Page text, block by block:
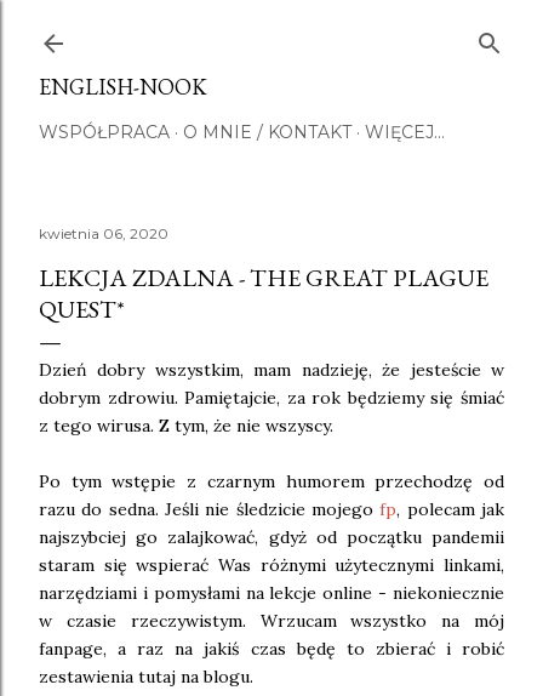
ENGLISH-NOOK
WSPÓŁPRACA O MNIE / KONTAKT WIĘCEJ…
kwietnia 06, 2020
LEKCJA ZDALNA - THE GREAT PLAGUE
QUEST*
Dzień dobry wszystkim, mam nadzieję, że jesteście w
dobrym zdrowiu. Pamiętajcie, za rok będziemy się śmiać
z tego wirusa. Z tym, że nie wszyscy.
Po tym wstępie z czarnym humorem przechodzę od
razu do sedna. Jeśli nie śledzicie mojegofp, polecam jak
najszybciej go zalajkować, gdyż od początku pandemii
staram się wspierać Was różnymi użytecznymi linkami,
narzędziami i pomysłami na lekcje online - niekoniecznie
w czasie rzeczywistym. Wrzucam wszystko na mój
fanpage, a raz na jakiś czas będę to zbierać i robić
zestawienia tutaj na blogu.